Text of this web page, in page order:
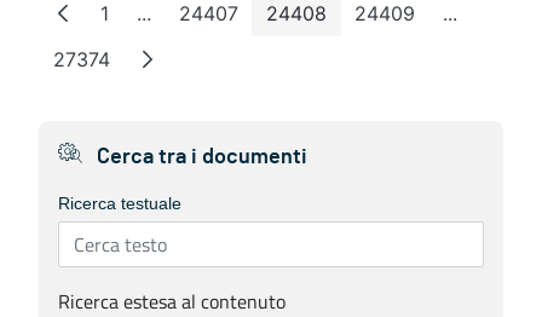
Pagina
1 ...Pagine intermedie
Pagina
24407 Pagina
24408 Pagina
24409 ...Pagine
Pagina
27374
Cerca tra i documenti
Ricerca testuale
Ricerca estesa al contenuto